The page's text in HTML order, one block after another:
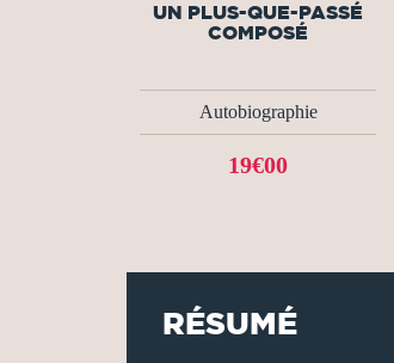
UN PLUS-QUE-PASSÉ
COMPOSÉ
Autobiographie
19€00
RÉSUMÉ